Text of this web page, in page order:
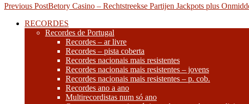
Post
navigation
Previous PostBetory Casino – Rechtstreekse Partijen Jackpots plus
RECORDES
Recordes de Portugal
Recordes – ar livre
Recordes – pista coberta
Recordes nacionais mais resistentes
Recordes nacionais mais resistentes – jovens
Recordes nacionais mais resistentes – p. cob.
Recordes ano a ano
Multirecordistas num só ano